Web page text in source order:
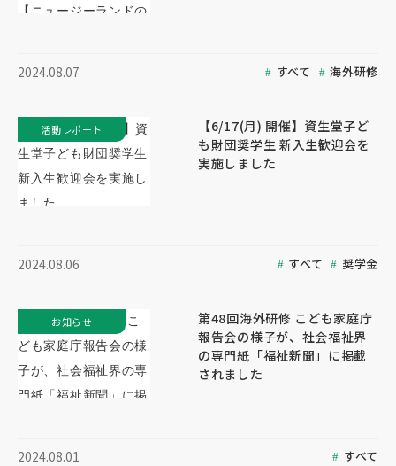
2024.08.07 すべて 海外研修
【6/17(月) 開催】資生堂子ど
も財団奨学生 新入生歓迎会を
実施しました
2024.08.06 すべて 奨学金
活動レポート
第48回海外研修 こども家庭庁
報告会の様子が、社会福祉界
の専門紙「福祉新聞」に掲載
されました
2024.08.01 すべて
お知らせ